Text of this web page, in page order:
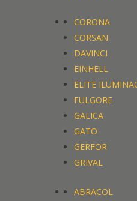
CORONA
CORSAN
DAVINCI
EINHELL
ELITE
FULGORE
GALICA
GATO
GERFOR
GRIVAL
ABRACOL